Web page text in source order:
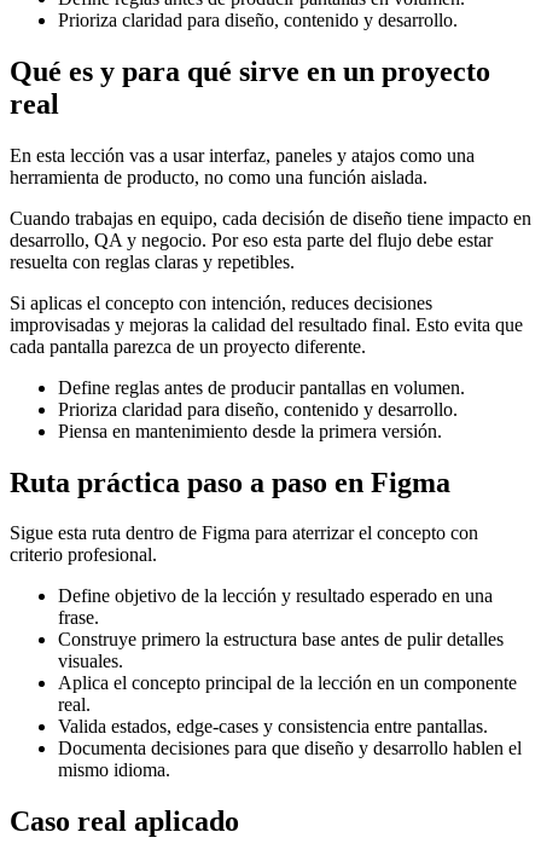
Prioriza claridad para diseño, contenido y desarrollo.
Qué es y para qué sirve en un proyecto
real
En esta lección vas a usar interfaz, paneles y atajos como una
herramienta de producto, no como una función aislada.
Cuando trabajas en equipo, cada decisión de diseño tiene impacto en
desarrollo, QA y negocio. Por eso esta parte del flujo debe estar
resuelta con reglas claras y repetibles.
Si aplicas el concepto con intención, reduces decisiones
improvisadas y mejoras la calidad del resultado final. Esto evita que
cada pantalla parezca de un proyecto diferente.
Define reglas antes de producir pantallas en volumen.
Prioriza claridad para diseño, contenido y desarrollo.
Piensa en mantenimiento desde la primera versión.
Ruta práctica paso a paso en Figma
Sigue esta ruta dentro de Figma para aterrizar el concepto con
criterio profesional.
Define objetivo de la lección y resultado esperado en una
frase.
Construye primero la estructura base antes de pulir detalles
visuales.
Aplica el concepto principal de la lección en un componente
real.
Valida estados, edge-cases y consistencia entre pantallas.
Documenta decisiones para que diseño y desarrollo hablen el
mismo idioma.
Caso real aplicado